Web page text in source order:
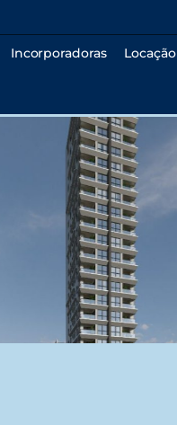
Incorporadoras Locação